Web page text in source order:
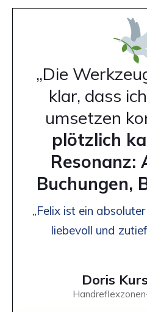
„Die
klar, dass
umsetzen
plötzlich
Resonanz:
Buchungen,
„Felix ist ein
liebevoll und
Doris